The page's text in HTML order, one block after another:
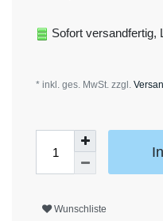
Sofort versandfertig,
* inkl. ges. MwSt. zzgl.
Wunschliste